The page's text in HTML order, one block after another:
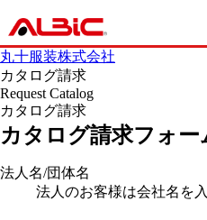
丸十服装株式会社
カタログ請求
Request Catalog
カタログ請求
カタログ請求フォー
法人名/団体名
法人のお客様は会社名を